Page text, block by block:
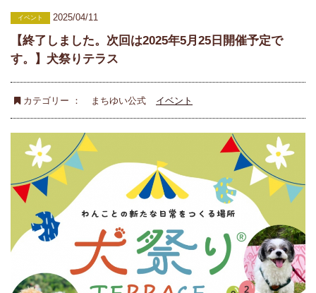
イベント 2025/04/11
【終了しました。次回は2025年5月25日開催予定で
す。】犬祭りテラス
カテゴリー ： まちゆい公式 イベント